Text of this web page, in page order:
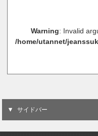
Warning: Invalid
/home/utannet/
サイドバー